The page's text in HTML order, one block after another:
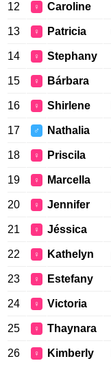
12 ♀ Caroline
13 ♀ Patricia
14 ♀ Stephany
15 ♀ Bárbara
16 ♀ Shirlene
17 ♂ Nathalia
18 ♀ Priscila
19 ♀ Marcella
20 ♀ Jennifer
21 ♀ Jéssica
22 ♀ Kathelyn
23 ♀ Estefany
24 ♀ Victoria
25 ♀ Thaynara
26 ♀ Kimberly